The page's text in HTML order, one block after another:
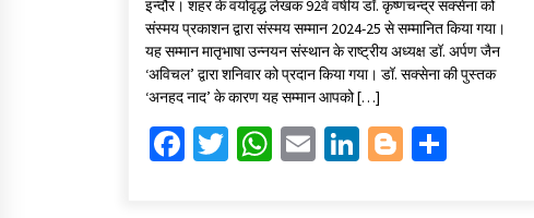
b
o
o
k
tt
er
at
sA
p
p
ai
l
ke
dI
n
gg
er
ar
e
इन्दौर। शहर के वयोवृद्ध लेखक 92वें वर्षीय डॉ. कृष्णचन्द्र सक्सेना को
संस्मय प्रकाशन द्वारा संस्मय सम्मान 2024-25 से सम्मानित किया गया।
यह सम्मान मातृभाषा उन्नयन संस्थान के राष्ट्रीय अध्यक्ष डॉ. अर्पण जैन
‘अविचल’ द्वारा शनिवार को प्रदान किया गया। डॉ. सक्सेना की पुस्तक
‘अनहद नाद’ के कारण यह सम्मान आपको […]
Fa T
W E
Li Bl